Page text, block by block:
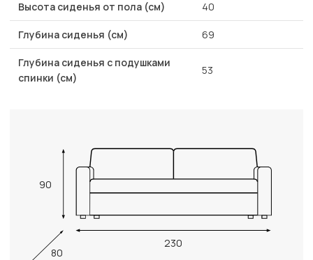
Высота сиденья от пола (см) 40
Глубина сиденья (см) 69
Глубина сиденья с подушками
спинки (см)
53
90
230
80